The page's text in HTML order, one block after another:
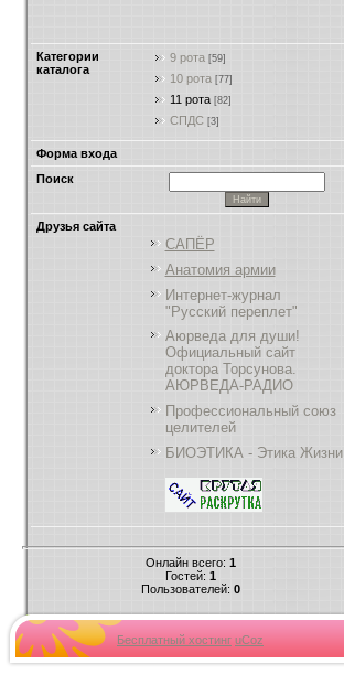
Категории
каталога
9 рота [59]
10 рота [77]
11 рота [82]
СПДС [3]
Форма входа
Поиск
Друзья сайта
САПЁР
Анатомия армии
Интернет-журнал
"Русский переплет"
Аюрведа для души!
Официальный сайт
доктора Торсунова.
АЮРВЕДА-РАДИО
Профессиональный союз
целителей
БИОЭТИКА - Этика Жизни
Онлайн всего: 1
Гостей: 1
Пользователей: 0
Бесплатный хостинг uCoz